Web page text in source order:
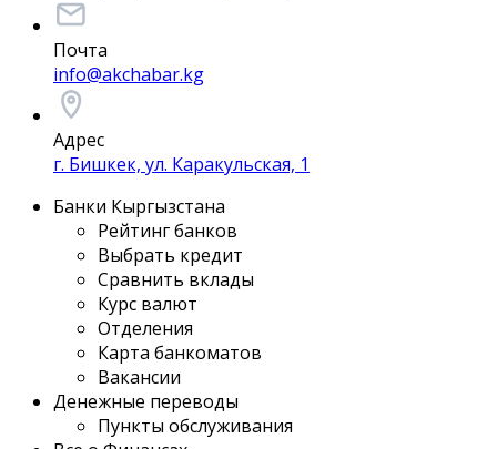
Почта
info@akchabar.kg
Адрес
г. Бишкек, ул. Каракульская, 1
Банки Кыргызстана
Рейтинг банков
Выбрать кредит
Сравнить вклады
Курс валют
Отделения
Карта банкоматов
Вакансии
Денежные переводы
Пункты обслуживания